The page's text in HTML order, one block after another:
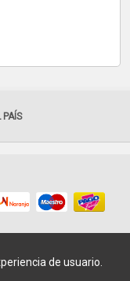
PAÍS
de usuario.